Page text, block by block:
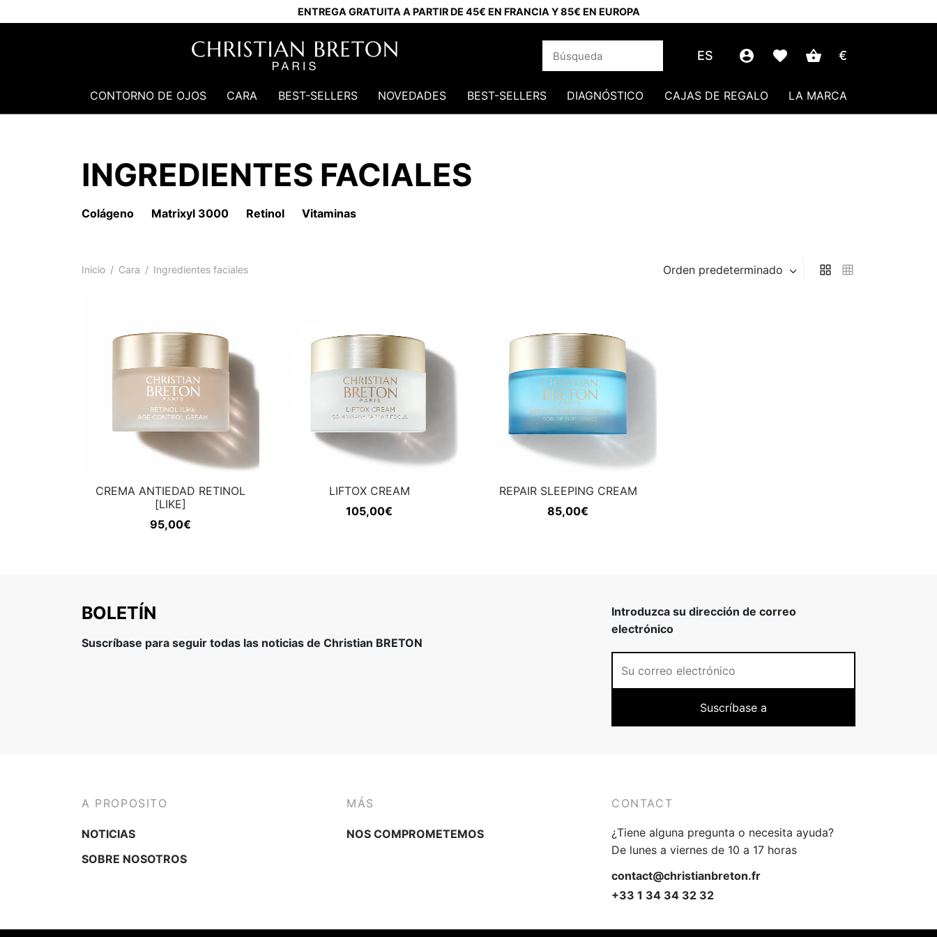
ENTREGA GRATUITA A PARTIR DE 45€ EN FRANCIA Y 85€ EN EUROPA
ES €
CONTORNO DE OJOS CARA BEST-SELLERS NOVEDADES BEST-SELLERS DIAGNÓSTICO CAJAS DE REGALO LA MARCA
INGREDIENTES FACIALES
Colágeno Matrixyl 3000 Retinol Vitaminas
Inicio / Cara / Ingredientes faciales Orden predeterminado
CREMA ANTIEDAD RETINOL
[LIKE]
95,00€
LIFTOX CREAM
105,00€
REPAIR SLEEPING CREAM
85,00€
BOLETÍN
Suscríbase para seguir todas las noticias de Christian BRETON
Introduzca su dirección de correo
electrónico
A PROPOSITO
NOTICIAS
SOBRE NOSOTROS
MÁS
NOS COMPROMETEMOS
CONTACT
¿Tiene alguna pregunta o necesita ayuda?
De lunes a viernes de 10 a 17 horas
contact@christianbreton.fr
+33 1 34 34 32 32